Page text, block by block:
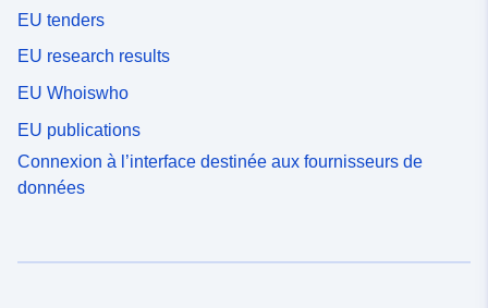
EU tenders
EU research results
EU Whoiswho
EU publications
Connexion à l’interface destinée aux fournisseurs de
données